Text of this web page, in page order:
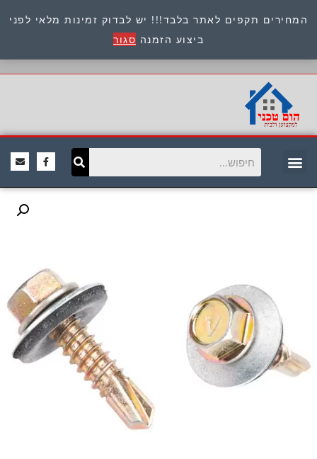
המחירים תקפים לאתר בלבד!!! יש לבדוק זמינות מלאי לפני
ביצוע הזמנה סגור
כתובת : היוזמים 9 אור יהודה שירות לקוחות 054-
8945722